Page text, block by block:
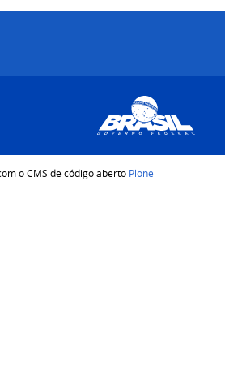
o CMS de código aberto Plone